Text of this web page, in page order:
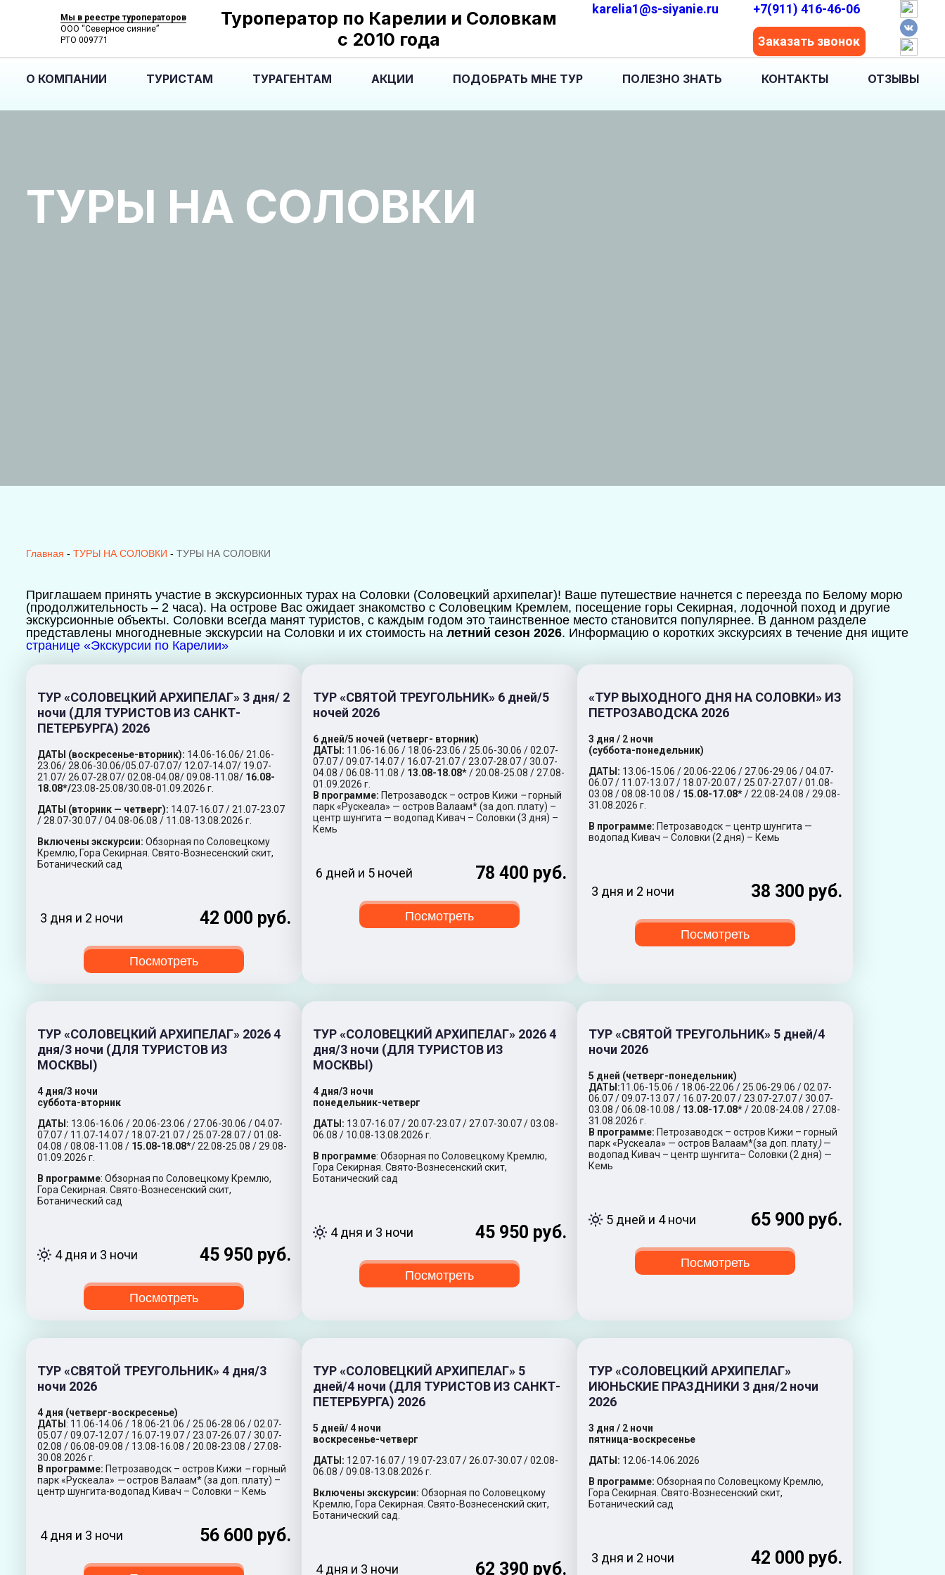
Мы в реестре туроператоров
ООО “Северное сияние”
РТО 009771
Туроператор по Карелии и Cоловкам
с 2010 года
karelia1@s-siyanie.ru +7(911) 416-46-06
Заказать звонок
О КОМПАНИИ ТУРИСТАМ ТУРАГЕНТАМ АКЦИИ ПОДОБРАТЬ МНЕ ТУР ПОЛЕЗНО ЗНАТЬ КОНТАКТЫ ОТЗЫВЫ
ТУРЫ НА СОЛОВКИ
Главная - ТУРЫ НА СОЛОВКИ - ТУРЫ НА СОЛОВКИ
Приглашаем принять участие в экскурсионных турах на Соловки (Соловецкий архипелаг)! Ваше путешествие начнется с переезда по Белому морю
(продолжительность – 2 часа). На острове Вас ожидает знакомство с Соловецким Кремлем, посещение горы Секирная, лодочной поход и другие
экскурсионные объекты. Соловки всегда манят туристов, с каждым годом это таинственное место становится популярнее. В данном разделе
представлены многодневные экскурсии на Соловки и их стоимость на летний сезон 2026. Информацию о коротких экскурсиях в течение дня ищите
странице «Экскурсии по Карелии»
ТУР «СОЛОВЕЦКИЙ АРХИПЕЛАГ» 3 дня/ 2
ночи (ДЛЯ ТУРИСТОВ ИЗ САНКТ-
ПЕТЕРБУРГА) 2026
ДАТЫ (воскресенье-вторник): 14.06-16.06/ 21.06-
23.06/ 28.06-30.06/05.07-07.07/ 12.07-14.07/ 19.07-
21.07/ 26.07-28.07/ 02.08-04.08/ 09.08-11.08/ 16.08-
18.08*/23.08-25.08/30.08-01.09.2026 г.
ДАТЫ (вторник — четверг): 14.07-16.07 / 21.07-23.07
/ 28.07-30.07 / 04.08-06.08 / 11.08-13.08.2026 г.
Включены экскурсии: Обзорная по Соловецкому
Кремлю, Гора Секирная. Свято-Вознесенский скит,
Ботанический сад
3 дня и 2 ночи 42 000 руб.
Посмотреть
ТУР «СВЯТОЙ ТРЕУГОЛЬНИК» 6 дней/5
ночей 2026
6 дней/5 ночей (четверг- вторник)
ДАТЫ: 11.06-16.06 / 18.06-23.06 / 25.06-30.06 / 02.07-
07.07 / 09.07-14.07 / 16.07-21.07 / 23.07-28.07 / 30.07-
04.08 / 06.08-11.08 / 13.08-18.08*/ 20.08-25.08 / 27.08-
01.09.2026 г.
В программе: Петрозаводск – остров Кижи –горный
парк «Рускеала» — остров Валаам* (за доп. плату) –
центр шунгита — водопад Кивач – Соловки (3 дня) –
Кемь
6 дней и 5 ночей 78 400 руб.
Посмотреть
«ТУР ВЫХОДНОГО ДНЯ НА СОЛОВКИ» ИЗ
ПЕТРОЗАВОДСКА 2026
3 дня / 2 ночи
(суббота-понедельник)
ДАТЫ: 13.06-15.06 / 20.06-22.06 / 27.06-29.06 / 04.07-
06.07 / 11.07-13.07 / 18.07-20.07 / 25.07-27.07 / 01.08-
03.08 / 08.08-10.08 / 15.08-17.08* / 22.08-24.08 / 29.08-
31.08.2026 г.
В программе: Петрозаводск – центр шунгита —
водопад Кивач – Соловки (2 дня) – Кемь
3 дня и 2 ночи 38 300 руб.
Посмотреть
ТУР «СОЛОВЕЦКИЙ АРХИПЕЛАГ» 2026 4
дня/3 ночи (ДЛЯ ТУРИСТОВ ИЗ
МОСКВЫ)
4 дня/3 ночи
суббота-вторник
ДАТЫ: 13.06-16.06 / 20.06-23.06 / 27.06-30.06 / 04.07-
07.07 / 11.07-14.07 / 18.07-21.07 / 25.07-28.07 / 01.08-
04.08 / 08.08-11.08 / 15.08-18.08*/ 22.08-25.08 / 29.08-
01.09.2026 г.
В программе: Обзорная по Соловецкому Кремлю,
Гора Секирная. Свято-Вознесенский скит,
Ботанический сад
4 дня и 3 ночи 45 950 руб.
Посмотреть
ТУР «СОЛОВЕЦКИЙ АРХИПЕЛАГ» 2026 4
дня/3 ночи (ДЛЯ ТУРИСТОВ ИЗ
МОСКВЫ)
4 дня/3 ночи
понедельник-четверг
ДАТЫ: 13.07-16.07 / 20.07-23.07 / 27.07-30.07 / 03.08-
06.08 / 10.08-13.08.2026 г.
В программе: Обзорная по Соловецкому Кремлю,
Гора Секирная. Свято-Вознесенский скит,
Ботанический сад
4 дня и 3 ночи 45 950 руб.
Посмотреть
ТУР «СВЯТОЙ ТРЕУГОЛЬНИК» 5 дней/4
ночи 2026
5 дней (четверг-понедельник)
ДАТЫ:11.06-15.06 / 18.06-22.06 / 25.06-29.06 / 02.07-
06.07 / 09.07-13.07 / 16.07-20.07 / 23.07-27.07 / 30.07-
03.08 / 06.08-10.08 / 13.08-17.08* / 20.08-24.08 / 27.08-
31.08.2026 г.
В программе: Петрозаводск – остров Кижи – горный
парк «Рускеала» — остров Валаам*(за доп. плату)—
водопад Кивач – центр шунгита– Соловки (2 дня) —
Кемь
5 дней и 4 ночи 65 900 руб.
Посмотреть
ТУР «СВЯТОЙ ТРЕУГОЛЬНИК» 4 дня/3
ночи 2026
4 дня (четверг-воскресенье)
ДАТЫ : 11.06-14.06 / 18.06-21.06 / 25.06-28.06 / 02.07-
05.07 / 09.07-12.07 / 16.07-19.07 / 23.07-26.07 / 30.07-
02.08 / 06.08-09.08 / 13.08-16.08 / 20.08-23.08 / 27.08-
30.08.2026 г.
В программе: Петрозаводск – остров Кижи –горный
парк «Рускеала» —остров Валаам* (за доп. плату) –
центр шунгита-водопад Кивач – Соловки – Кемь
4 дня и 3 ночи 56 600 руб.
ТУР «СОЛОВЕЦКИЙ АРХИПЕЛАГ» 5
дней/4 ночи (ДЛЯ ТУРИСТОВ ИЗ САНКТ-
ПЕТЕРБУРГА) 2026
5 дней/ 4 ночи
воскресенье-четверг
ДАТЫ: 12.07-16.07 / 19.07-23.07 / 26.07-30.07 / 02.08-
06.08 / 09.08-13.08.2026 г.
Включены экскурсии: Обзорная по Соловецкому
Кремлю, Гора Секирная. Свято-Вознесенский скит,
Ботанический сад.
4 дня и 3 ночи 62 390 руб.
ТУР «СОЛОВЕЦКИЙ АРХИПЕЛАГ»
ИЮНЬСКИЕ ПРАЗДНИКИ 3 дня/2 ночи
2026
3 дня / 2 ночи
пятница-воскресенье
ДАТЫ: 12.06-14.06.2026
В программе: Обзорная по Соловецкому Кремлю,
Гора Секирная. Свято-Вознесенский скит,
Ботанический сад
3 дня и 2 ночи 42 000 руб.